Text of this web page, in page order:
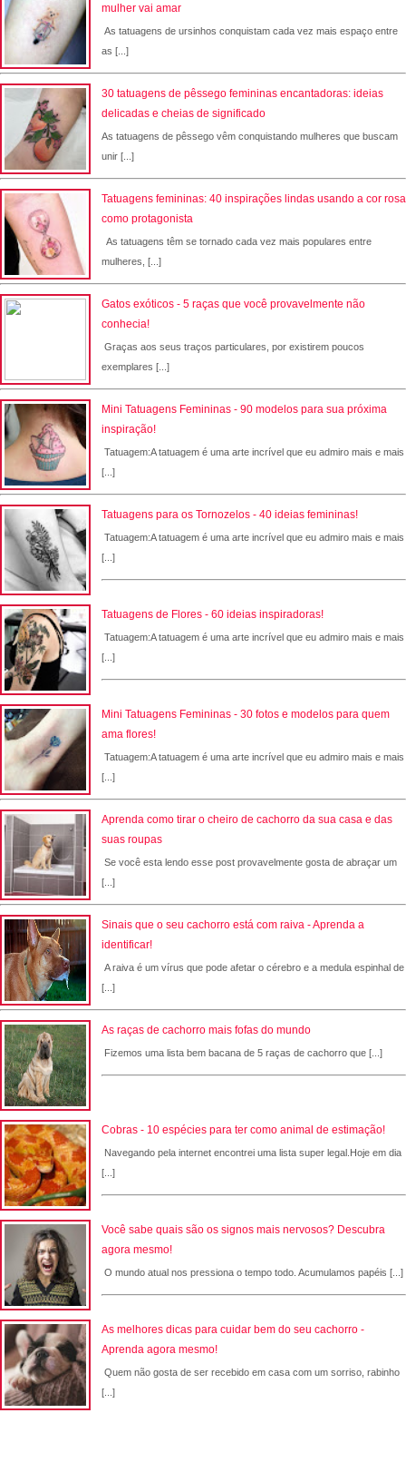
mulher vai amar
As tatuagens de ursinhos conquistam cada vez mais espaço entre
as [...]
30 tatuagens de pêssego femininas encantadoras: ideias
delicadas e cheias de significado
As tatuagens de pêssego vêm conquistando mulheres que buscam
unir [...]
Tatuagens femininas: 40 inspirações lindas usando a cor rosa
como protagonista
As tatuagens têm se tornado cada vez mais populares entre
mulheres, [...]
Gatos exóticos - 5 raças que você provavelmente não
conhecia!
Graças aos seus traços particulares, por existirem poucos
exemplares [...]
Mini Tatuagens Femininas - 90 modelos para sua próxima
inspiração!
Tatuagem:A tatuagem é uma arte incrível que eu admiro mais e mais
[...]
Tatuagens para os Tornozelos - 40 ideias femininas!
Tatuagem:A tatuagem é uma arte incrível que eu admiro mais e mais
[...]
Tatuagens de Flores - 60 ideias inspiradoras!
Tatuagem:A tatuagem é uma arte incrível que eu admiro mais e mais
[...]
Mini Tatuagens Femininas - 30 fotos e modelos para quem
ama flores!
Tatuagem:A tatuagem é uma arte incrível que eu admiro mais e mais
[...]
Aprenda como tirar o cheiro de cachorro da sua casa e das
suas roupas
Se você esta lendo esse post provavelmente gosta de abraçar um
[...]
Sinais que o seu cachorro está com raiva - Aprenda a
identificar!
A raiva é um vírus que pode afetar o cérebro e a medula espinhal de
[...]
As raças de cachorro mais fofas do mundo
Fizemos uma lista bem bacana de 5 raças de cachorro que [...]
Cobras - 10 espécies para ter como animal de estimação!
Navegando pela internet encontrei uma lista super legal.Hoje em dia
[...]
Você sabe quais são os signos mais nervosos? Descubra
agora mesmo!
O mundo atual nos pressiona o tempo todo. Acumulamos papéis [...]
As melhores dicas para cuidar bem do seu cachorro -
Aprenda agora mesmo!
Quem não gosta de ser recebido em casa com um sorriso, rabinho
[...]